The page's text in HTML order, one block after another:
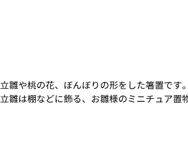
立雛や桃の花、ぼんぼりの形をした箸置です
立雛は棚などに飾る、お雛様のミニチュア置